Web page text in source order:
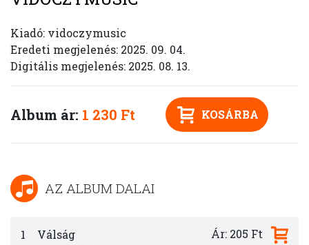
Kiadó: vidoczymusic
Eredeti megjelenés: 2025. 09. 04.
Digitális megjelenés: 2025. 08. 13.
Album ár: 1 230 Ft KOSÁRBA
AZ ALBUM DALAI
1 Válság Ár: 205 Ft